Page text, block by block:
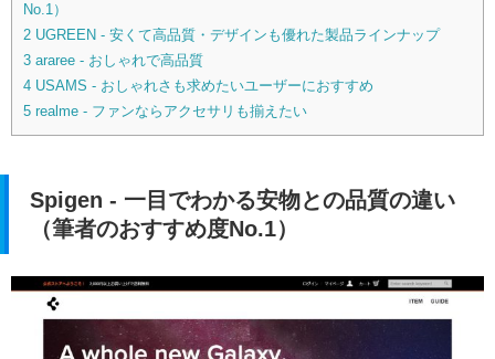
No.1）
2 UGREEN - 安くて高品質・デザインも優れた製品ラインナップ
3 araree - おしゃれで高品質
4 USAMS - おしゃれさも求めたいユーザーにおすすめ
5 realme - ファンならアクセサリも揃えたい
Spigen - 一目でわかる安物との品質の違い
（筆者のおすすめ度No.1）